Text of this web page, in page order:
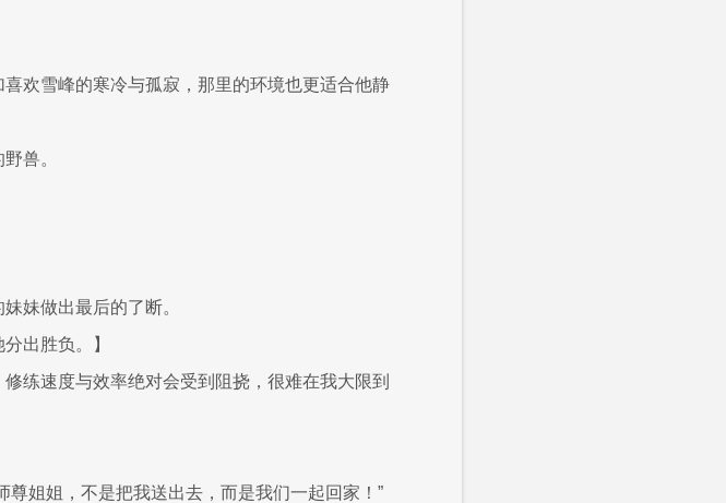
欢雪峰的寒冷与孤寂，那里的环境也更适合他静
兽。
妹做出最后的了断。
出胜负。】
练速度与效率绝对会受到阻挠，很难在我大限到
姐姐，不是把我送出去，而是我们一起回家！”